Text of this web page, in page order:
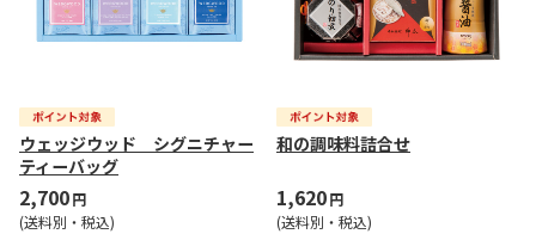
ウェッジウッド シグニチャー
ティーバッグ
2,700円
(送料別・税込)
和の調味料詰合せ
1,620円
(送料別・税込)